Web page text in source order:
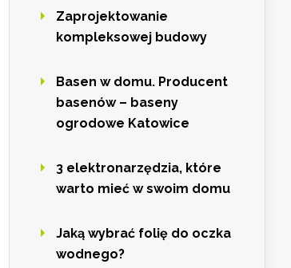
Zaprojektowanie
kompleksowej budowy
Basen w domu. Producent
basenów – baseny
ogrodowe Katowice
3 elektronarzędzia, które
warto mieć w swoim domu
Jaką wybrać folię do oczka
wodnego?